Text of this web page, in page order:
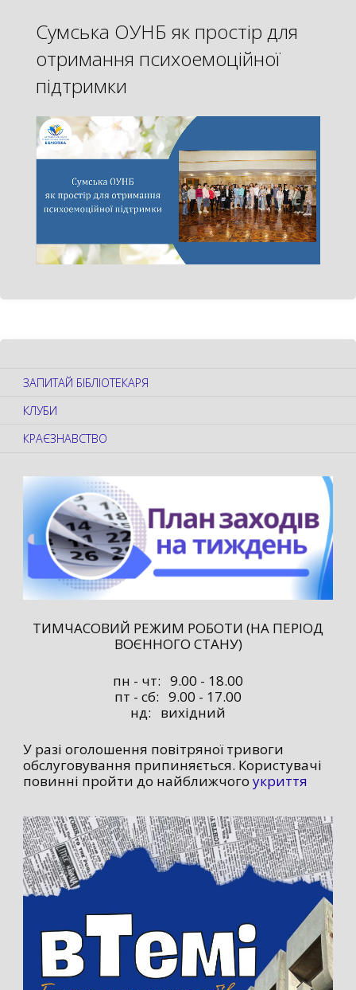
Сумська ОУНБ як простір для
отримання психоемоційної
підтримки
ЗАПИТАЙ БІБЛІОТЕКАРЯ
КЛУБИ
КРАЄЗНАВСТВО
ТИМЧАСОВИЙ РЕЖИМ РОБОТИ (НА ПЕРІОД
ВОЄННОГО СТАНУ)
пн - чт: 9.00 - 18.00
пт - сб: 9.00 - 17.00
нд: вихідний
У разі оголошення повітряної тривоги
обслуговування припиняється. Користувачі
повинні пройти до найближчого укриття